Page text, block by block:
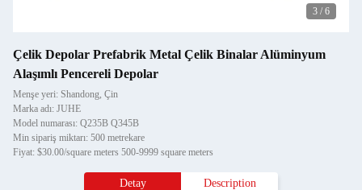
3 / 6
Çelik Depolar Prefabrik Metal Çelik Binalar Alüminyum
Alaşımlı Pencereli Depolar
Menşe yeri: Shandong, Çin
Marka adı: JUHE
Model numarası: Q235B Q345B
Min sipariş miktarı: 500 metrekare
Fiyat: $30.00/square meters 500-9999 square meters
Detay Description